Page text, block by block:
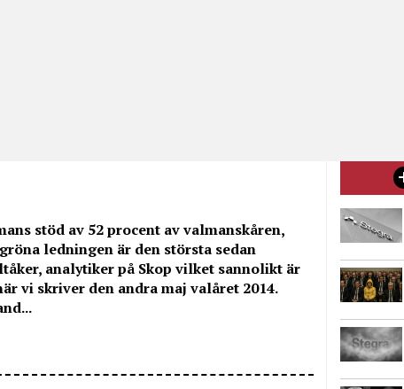
stöd av 52 procent av valmanskåren,
ledningen är den största sedan
analytiker på Skop vilket sannolikt är
vi skriver den andra maj valåret 2014.